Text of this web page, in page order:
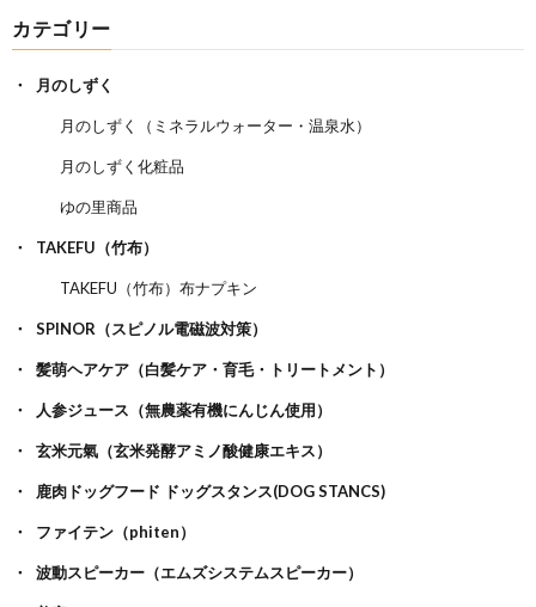
カテゴリー
月のしずく
月のしずく（ミネラルウォーター・温泉水）
月のしずく化粧品
ゆの里商品
TAKEFU（竹布）
TAKEFU（竹布）布ナプキン
SPINOR（スピノル電磁波対策）
髪萌ヘアケア（白髪ケア・育毛・トリートメント）
人参ジュース（無農薬有機にんじん使用）
玄米元氣（玄米発酵アミノ酸健康エキス）
鹿肉ドッグフード ドッグスタンス(DOG STANCS)
ファイテン（phiten）
波動スピーカー（エムズシステムスピーカー）